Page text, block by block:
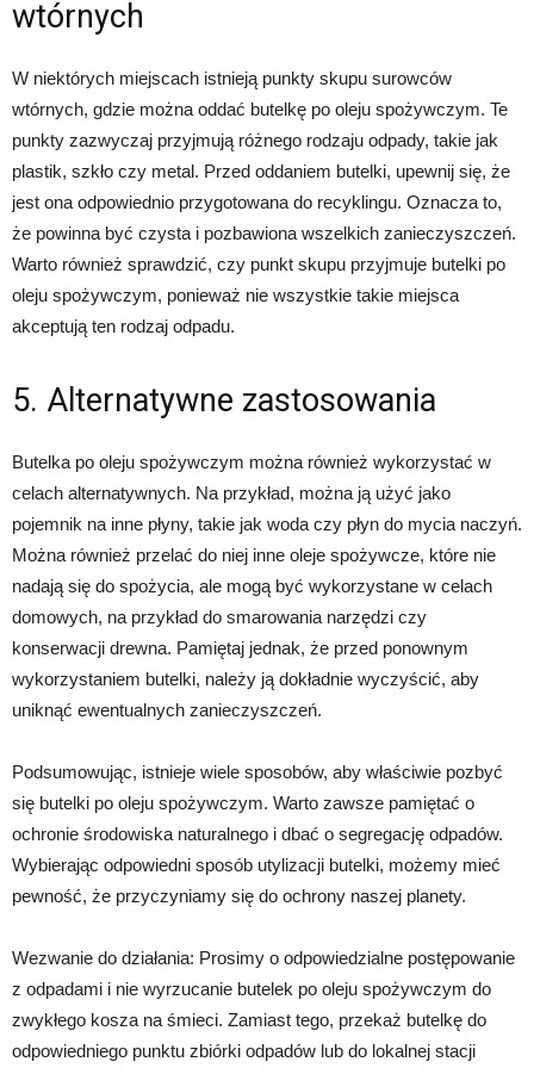
wtórnych
W niektórych miejscach istnieją punkty skupu surowców
wtórnych, gdzie można oddać butelkę po oleju spożywczym. Te
punkty zazwyczaj przyjmują różnego rodzaju odpady, takie jak
plastik, szkło czy metal. Przed oddaniem butelki, upewnij się, że
jest ona odpowiednio przygotowana do recyklingu. Oznacza to,
że powinna być czysta i pozbawiona wszelkich zanieczyszczeń.
Warto również sprawdzić, czy punkt skupu przyjmuje butelki po
oleju spożywczym, ponieważ nie wszystkie takie miejsca
akceptują ten rodzaj odpadu.
5. Alternatywne zastosowania
Butelka po oleju spożywczym można również wykorzystać w
celach alternatywnych. Na przykład, można ją użyć jako
pojemnik na inne płyny, takie jak woda czy płyn do mycia naczyń.
Można również przelać do niej inne oleje spożywcze, które nie
nadają się do spożycia, ale mogą być wykorzystane w celach
domowych, na przykład do smarowania narzędzi czy
konserwacji drewna. Pamiętaj jednak, że przed ponownym
wykorzystaniem butelki, należy ją dokładnie wyczyścić, aby
uniknąć ewentualnych zanieczyszczeń.
Podsumowując, istnieje wiele sposobów, aby właściwie pozbyć
się butelki po oleju spożywczym. Warto zawsze pamiętać o
ochronie środowiska naturalnego i dbać o segregację odpadów.
Wybierając odpowiedni sposób utylizacji butelki, możemy mieć
pewność, że przyczyniamy się do ochrony naszej planety.
Wezwanie do działania: Prosimy o odpowiedzialne postępowanie
z odpadami i nie wyrzucanie butelek po oleju spożywczym do
zwykłego kosza na śmieci. Zamiast tego, przekaż butelkę do
odpowiedniego punktu zbiórki odpadów lub do lokalnej stacji